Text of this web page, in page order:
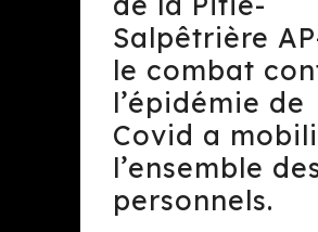
Salpêtrière
le combat
l’épidémie de
Covid a
l’ensemble
personnels.